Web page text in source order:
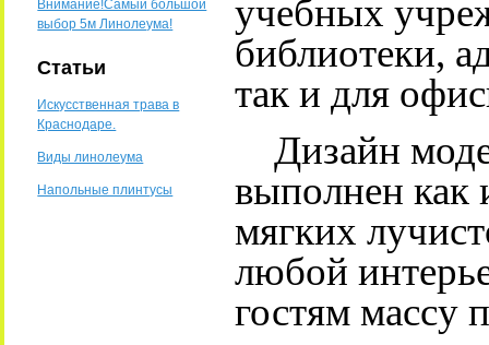
Внимание!Самый большой
выбор 5м Линолеума!
Статьи
Искусственная трава в
Краснодаре.
Виды линолеума
Напольные плинтусы
учебных
библиотеки,
так и для
Дизайн
выполнен как
мягких
любой
гостям массу